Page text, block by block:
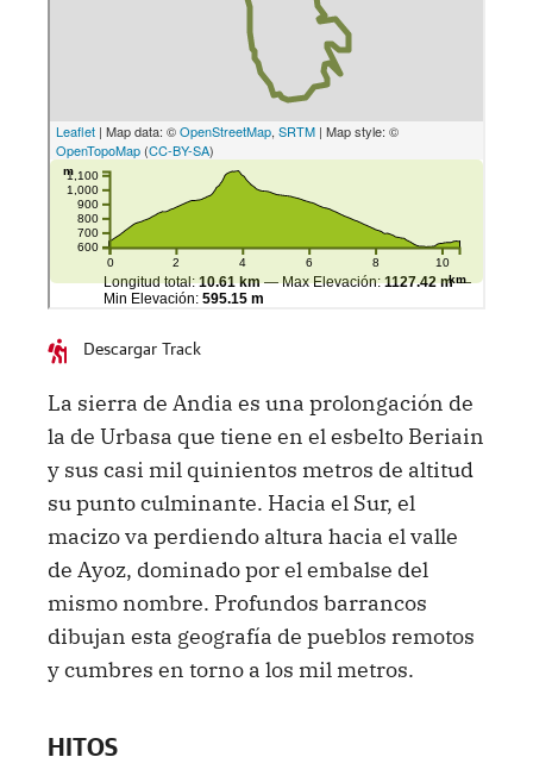
Descargar Track
La sierra de Andia es una prolongación de
la de Urbasa que tiene en el esbelto Beriain
y sus casi mil quinientos metros de altitud
su punto culminante. Hacia el Sur, el
macizo va perdiendo altura hacia el valle
de Ayoz, dominado por el embalse del
mismo nombre. Profundos barrancos
dibujan esta geografía de pueblos remotos
y cumbres en torno a los mil metros.
HITOS